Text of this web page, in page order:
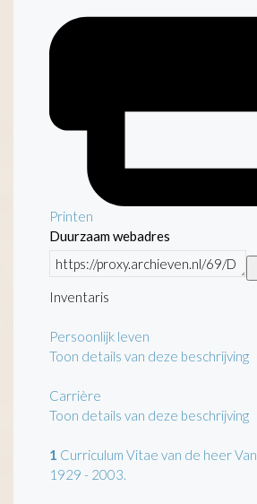
Printen
Duurzaam webadres
Inventaris
Persoonlijk leven
Toon details van deze beschrijving
Carrière
Toon details van deze beschrijving
1 Curriculum Vitae van de heer
1929 - 2003.